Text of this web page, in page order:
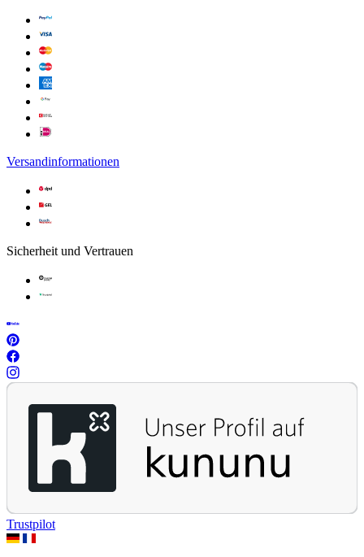
Versandinformationen
Sicherheit und Vertrauen
Trustpilot